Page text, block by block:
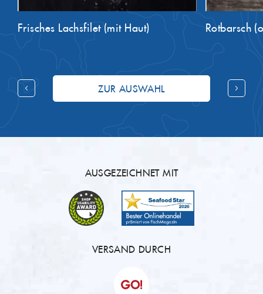
Frisches Lachsfilet (mit Haut) Rotbarsch
ZUR AUSWAHL
AUSGEZEICHNET MIT
VERSAND DURCH